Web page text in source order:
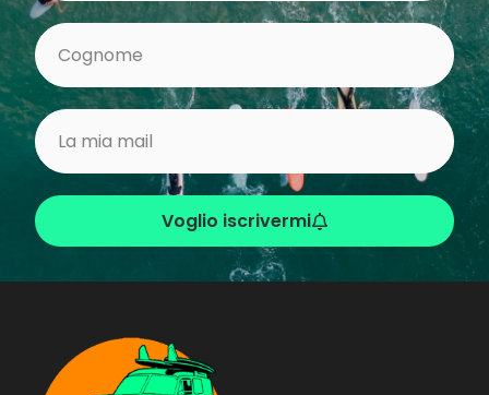
Voglio iscrivermi